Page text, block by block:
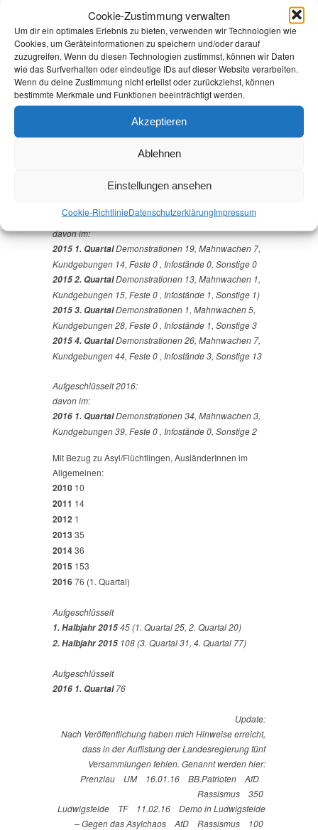
Cookie-Zustimmung verwalten
Um dir ein optimales Erlebnis zu bieten, verwenden wir Technologien wie
Cookies, um Geräteinformationen zu speichern und/oder darauf
zuzugreifen. Wenn du diesen Technologien zustimmst, können wir Daten
wie das Surfverhalten oder eindeutige IDs auf dieser Website verarbeiten.
Wenn du deine Zustimmung nicht erteilst oder zurückziehst, können
bestimmte Merkmale und Funktionen beeinträchtigt werden.
Akzeptieren
Ablehnen
Einstellungen ansehen
Cookie-RichtlinieDatenschutz­erklärungImpressum
Demonstrationen 4, Mahnwachen 14,
Kundgebungen 110, Feste 0 , Infostände 0, Sonstige 1
2015Demonstrationen 59, Mahnwachen 20,
Kundgebungen 101, Feste 0 , Infostände 5, Sonstige
17
2016Demonstrationen 34, Mahnwachen 3,
Aufgeschlüsselt 2015:
Demonstrationen 32, Mahnwachen 8,
2015 2. HalbjahrDemonstrationen 27, Mahnwachen
16
davon im:
2015 1. QuartalDemonstrationen 19, Mahnwachen 7,
Kundgebungen 14, Feste 0 , Infostände 0, Sonstige 0
2015 2. QuartalDemonstrationen 13, Mahnwachen 1,
Kundgebungen 15, Feste 0 , Infostände 1, Sonstige 1)
2015 3. QuartalDemonstrationen 1, Mahnwachen 5,
Kundgebungen 28, Feste 0 , Infostände 1, Sonstige 3
2015 4. QuartalDemonstrationen 26, Mahnwachen 7,
Kundgebungen 44, Feste 0 , Infostände 3, Sonstige 13
Aufgeschlüsselt 2016:
davon im:
2016 1. QuartalDemonstrationen 34, Mahnwachen 3,
Kundgebungen 39, Feste 0 , Infostände 0, Sonstige 2
Mit Bezug zu Asyl/Flüchtlingen, AusländerInnen im
Allgemeinen:
2010 10
2011 14
2012 1
201335
201436
2015 153
201676 (1. Quartal)
Aufgeschlüsselt
1. Halbjahr 201545 (1. Quartal 25, 2. Quartal 20)
2. Halbjahr 2015 108 (3. Quartal 31, 4. Quartal 77)
Aufgeschlüsselt
2016 1. Quartal76
Update:
Nach Veröffentlichung haben mich Hinweise erreicht,
dass in der Auflistung der Landesregierung fünf
Versammlungen fehlen. Genannt werden hier:
Prenzlau UM 16.01.16 BB.Patrioten AfD
Rassismus 350
Ludwigsfelde TF 11.02.16 Demo in Ludwigsfelde
– Gegen das Asylchaos AfD Rassismus 100